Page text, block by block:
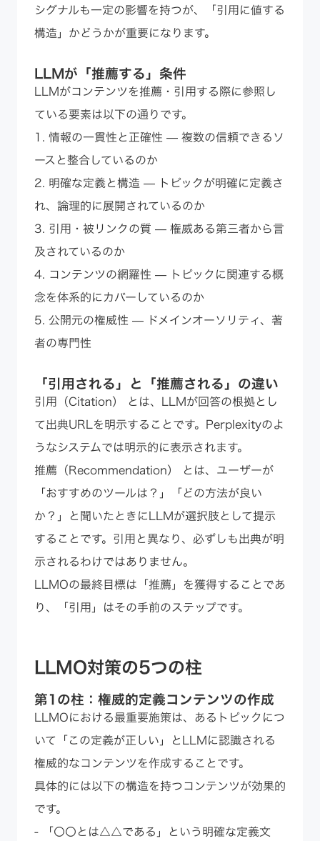
シグナルも一定の影響を持つが、「引用に値する
構造」かどうかが重要になります。
LLMが「推薦する」条件
LLMがコンテンツを推薦・引用する際に参照し
ている要素は以下の通りです。
1. 情報の一貫性と正確性 — 複数の信頼できるソ
ースと整合しているのか
2. 明確な定義と構造 — トピックが明確に定義さ
れ、論理的に展開されているのか
3. 引用・被リンクの質 — 権威ある第三者から言
及されているのか
4. コンテンツの網羅性 — トピックに関連する概
念を体系的にカバーしているのか
5. 公開元の権威性 — ドメインオーソリティ、著
者の専門性
「引用される」と「推薦される」の違い
引用（Citation） とは、LLMが回答の根拠とし
て出典URLを明示することです。Perplexityのよ
うなシステムでは明示的に表示されます。
推薦（Recommendation） とは、ユーザーが
「おすすめのツールは？」「どの方法が良い
か？」と聞いたときにLLMが選択肢として提示
することです。引用と異なり、必ずしも出典が明
示されるわけではありません。
LLMOの最終目標は「推薦」を獲得することであ
り、「引用」はその手前のステップです。
LLMO対策の5つの柱
第1の柱：権威的定義コンテンツの作成
LLMOにおける最重要施策は、あるトピックにつ
いて「この定義が正しい」とLLMに認識される
権威的なコンテンツを作成することです。
具体的には以下の構造を持つコンテンツが効果的
です。
- 「〇〇とは△△である」という明確な定義文